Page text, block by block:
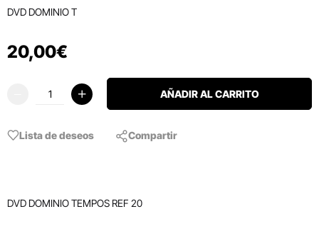
DVD DOMINIO T
20,00€
AÑADIR AL CARRITO
Lista de deseos Compartir
DVD DOMINIO TEMPOS REF 20